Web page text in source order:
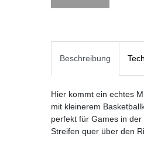
Beschreibung
Hier kommt ein echtes
mit kleinerem
perfekt für Games in
Streifen quer über den